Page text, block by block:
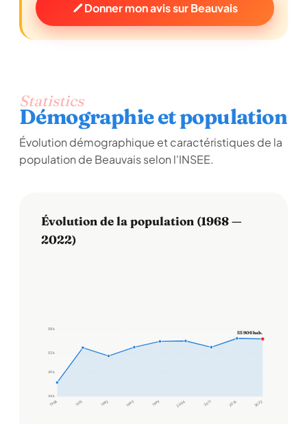
Donner mon avis sur Beauvais
Statistics
Démographie et population
Évolution démographique et caractéristiques de la
population de Beauvais selon l'INSEE.
Évolution de la population (1968 —
2022)
44 k
49 k
53 k
58 k
1968 1975 1982 1990 1999 2006 2011 2016 2022
55 906 hab.